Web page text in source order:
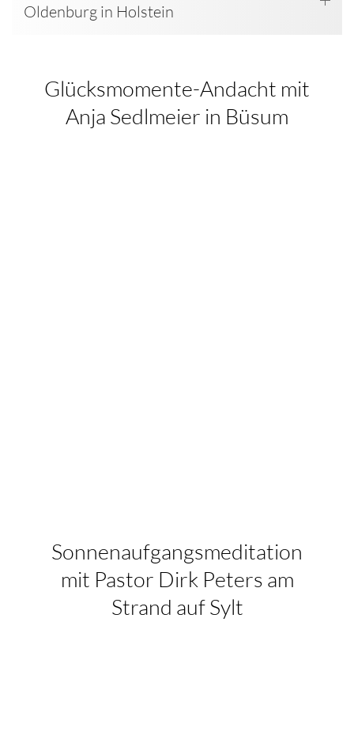
Oldenburg in Holstein
Glücksmomente-Andacht mit
Anja Sedlmeier in Büsum
Sonnenaufgangsmeditation
mit Pastor Dirk Peters am
Strand auf Sylt